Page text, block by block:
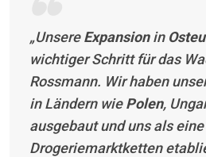
„UnsereExpansionin
wichtiger Schritt für das
Rossmann. Wir haben
in Ländern wiePolen,
ausgebaut und uns als
Drogeriemarktketten